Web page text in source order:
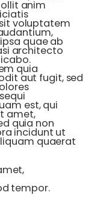
anim
voluptatem
quae ab
architecto
quia
aut fugit, sed
est, qui
amet,
quia non
incidunt ut
quaerat
tempor.